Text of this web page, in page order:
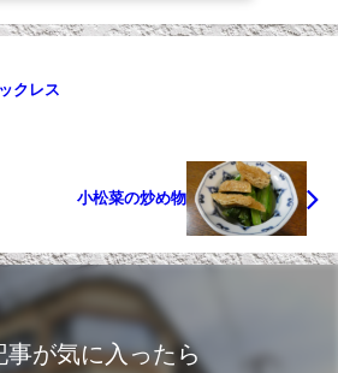
クレス
小松菜の炒め物
事が気に入ったら